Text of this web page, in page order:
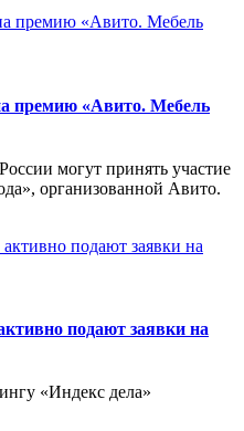
премию «Авито. Мебель
могут принять участие
организованной Авито.
подают заявки на
«Индекс дела»